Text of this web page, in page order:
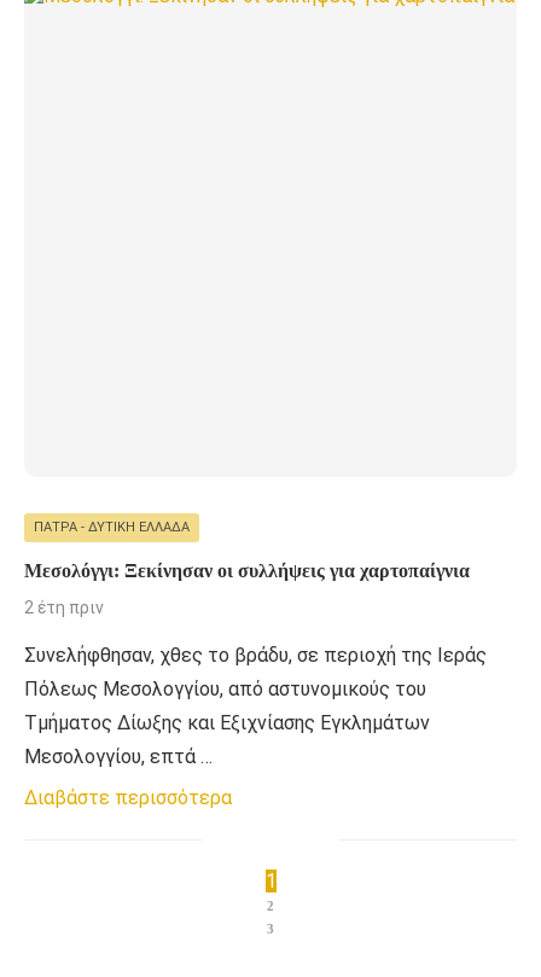
ΠΆΤΡΑ - ΔΥΤΙΚΉ ΕΛΛΆΔΑ
Μεσολόγγι: Ξεκίνησαν οι συλλήψεις για χαρτοπαίγνια
2 έτη πριν
Συνελήφθησαν, χθες το βράδυ, σε περιοχή της Ιεράς
Πόλεως Μεσολογγίου, από αστυνομικούς του
Τμήματος Δίωξης και Εξιχνίασης Εγκλημάτων
Μεσολογγίου, επτά …
Διαβάστε περισσότερα
1
2
3